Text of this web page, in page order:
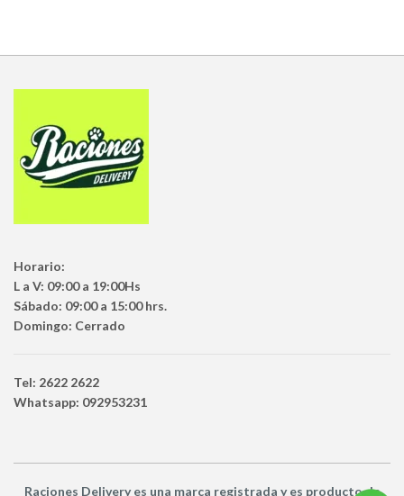
Horario:
L a V: 09:00 a 19:00Hs
Sábado: 09:00 a 15:00 hrs.
Domingo: Cerrado
Tel: 2622 2622
Whatsapp: 092953231
Raciones Deliveryes una marca registrada y es productode